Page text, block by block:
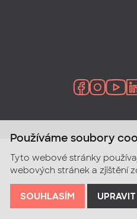
Používáme soubory
Tyto webové stránky
webových stránek a zjištění
SOUHLASÍM